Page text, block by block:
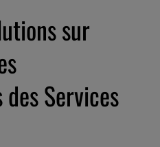
sur
Services